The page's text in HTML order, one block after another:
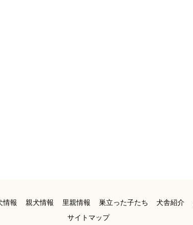
情報 親犬情報 里親情報 巣立った子たち 犬舎紹介
サイトマップ